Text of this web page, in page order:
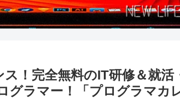
！完全無料のIT研修＆就活
ラマー！「プログラマカ